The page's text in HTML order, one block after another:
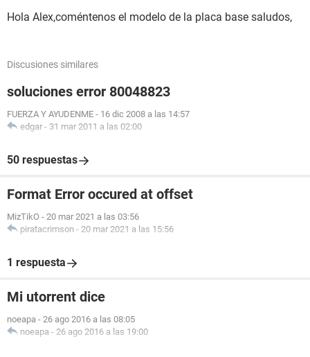
Hola Alex,coméntenos el modelo de la placa base saludos,
Discusiones similares
soluciones error 80048823
FUERZA Y AYUDENME - 16 dic 2008 a las 14:57
edgar - 31 mar 2011 a las 02:00
50 respuestas
Format Error occured at offset
MizTikO - 20 mar 2021 a las 03:56
piratacrimson - 20 mar 2021 a las 15:56
1 respuesta
Mi utorrent dice
noeapa - 26 ago 2016 a las 08:05
noeapa - 26 ago 2016 a las 19:00